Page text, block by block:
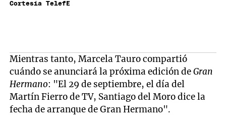
Cortesía TelefE
Mientras tanto, Marcela Tauro compartió
cuándo se anunciará la próxima edición deGran
Hermano: "El 29 de septiembre, el día del
Martín Fierro de TV, Santiago del Moro dice la
fecha de arranque de Gran Hermano".